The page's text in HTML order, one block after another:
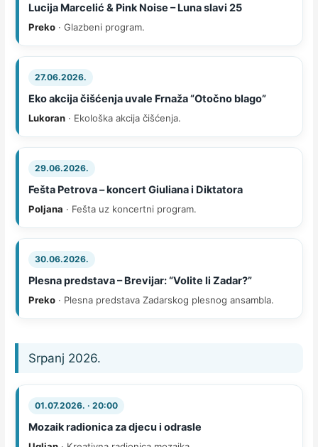
Lucija Marcelić & Pink Noise – Luna slavi 25
Preko · Glazbeni program.
27.06.2026.
Eko akcija čišćenja uvale Frnaža “Otočno blago”
Lukoran · Ekološka akcija čišćenja.
29.06.2026.
Fešta Petrova – koncert Giuliana i Diktatora
Poljana · Fešta uz koncertni program.
30.06.2026.
Plesna predstava – Brevijar: “Volite li Zadar?”
Preko · Plesna predstava Zadarskog plesnog ansambla.
Srpanj 2026.
01.07.2026. · 20:00
Mozaik radionica za djecu i odrasle